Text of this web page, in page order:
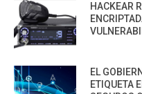
HACKEAR
EL
ETIQUETA